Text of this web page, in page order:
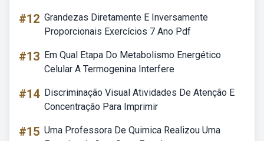
#12 Grandezas Diretamente E Inversamente
Proporcionais Exercícios 7 Ano Pdf
#13 Em Qual Etapa Do Metabolismo Energético
Celular A Termogenina Interfere
#14 Discriminação Visual Atividades De Atenção E
Concentração Para Imprimir
#15 Uma Professora De Quimica Realizou Uma